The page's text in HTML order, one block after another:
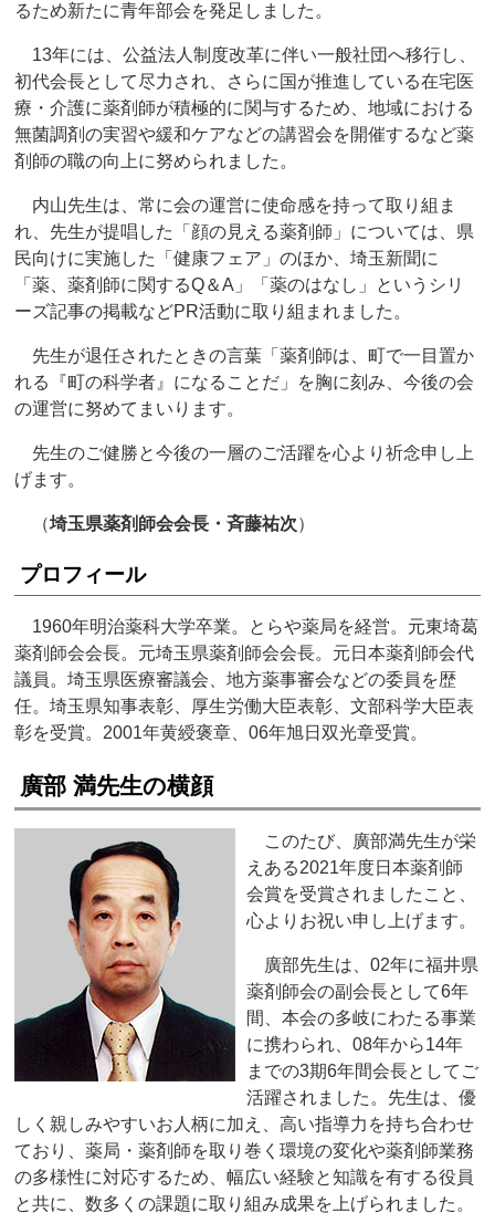
るため新たに青年部会を発足しました。
13年には、公益法人制度改革に伴い一般社団へ移行し、
初代会長として尽力され、さらに国が推進している在宅医
療・介護に薬剤師が積極的に関与するため、地域における
無菌調剤の実習や緩和ケアなどの講習会を開催するなど薬
剤師の職の向上に努められました。
内山先生は、常に会の運営に使命感を持って取り組ま
れ、先生が提唱した「顔の見える薬剤師」については、県
民向けに実施した「健康フェア」のほか、埼玉新聞に
「薬、薬剤師に関するQ＆A」「薬のはなし」というシリ
ーズ記事の掲載などPR活動に取り組まれました。
先生が退任されたときの言葉「薬剤師は、町で一目置か
れる『町の科学者』になることだ」を胸に刻み、今後の会
の運営に努めてまいります。
先生のご健勝と今後の一層のご活躍を心より祈念申し上
げます。
（埼玉県薬剤師会会長・斉藤祐次）
プロフィール
1960年明治薬科大学卒業。とらや薬局を経営。元東埼葛
薬剤師会会長。元埼玉県薬剤師会会長。元日本薬剤師会代
議員。埼玉県医療審議会、地方薬事審会などの委員を歴
任。埼玉県知事表彰、厚生労働大臣表彰、文部科学大臣表
彰を受賞。2001年黄綬褒章、06年旭日双光章受賞。
廣部 満先生の横顔
このたび、廣部満先生が栄
えある2021年度日本薬剤師
会賞を受賞されましたこと、
心よりお祝い申し上げます。
廣部先生は、02年に福井県
薬剤師会の副会長として6年
間、本会の多岐にわたる事業
に携わられ、08年から14年
までの3期6年間会長としてご
活躍されました。先生は、優
しく親しみやすいお人柄に加え、高い指導力を持ち合わせ
ており、薬局・薬剤師を取り巻く環境の変化や薬剤師業務
の多様性に対応するため、幅広い経験と知識を有する役員
と共に、数多くの課題に取り組み成果を上げられました。